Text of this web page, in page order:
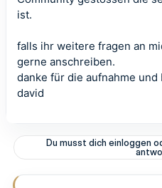
ist.
falls ihr weitere fragen an
gerne anschreiben.
danke für die aufnahme und
david
Du musst dich einloggen